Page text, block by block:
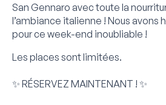
San Gennaro avec toute la
l’ambiance italienne ! Nous avons
pour ce week-end inoubliable !
Les places sont limitées.
✨️ RÉSERVEZ MAINTENANT ! ✨️